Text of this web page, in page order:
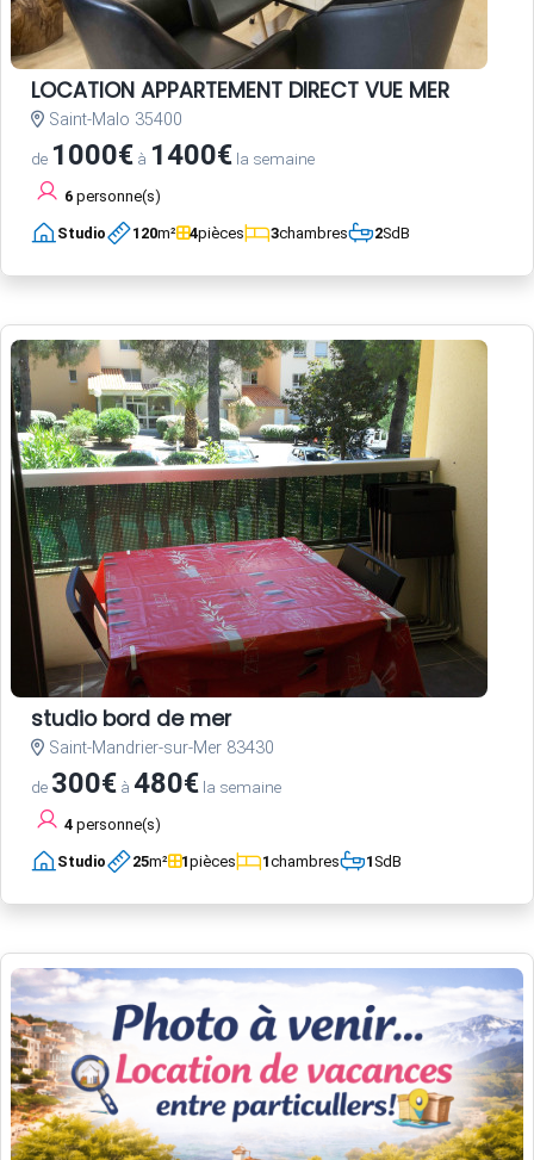
LOCATION APPARTEMENT DIRECT VUE MER
Saint-Malo 35400
de 1000€ à 1400€ la semaine
6 personne(s)
Studio 120m² 4pièces 3chambres 2SdB
studio bord de mer
Saint-Mandrier-sur-Mer 83430
de 300€ à 480€ la semaine
4 personne(s)
Studio 25m² 1pièces 1chambres 1SdB